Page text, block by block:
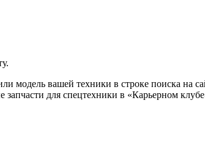
модель вашей техники в строке поиска на
для спецтехники в «Карьерном